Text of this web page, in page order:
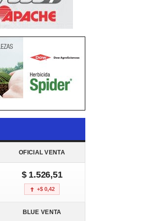
OFICIAL VENTA
$ 1.526,51
+$ 0,42
BLUE VENTA